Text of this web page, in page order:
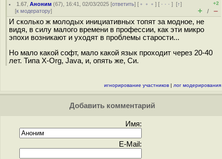
1.67 ,Аноним (67), 16:41, 02/03/2025 [ответить] [ ﹢﹢﹢] [ · · ·][↑]
[к модератору]
+2
+ / –
И сколько ж молодых инициативных топят за модное, не
видя, в силу малого времени в профессии, как эти микро
эпохи возникают и уходят в проблемы старости...
Но мало какой софт, мало какой язык проходит через 20-40
лет. Типа X-Org, Java, и, опять же, Си.
игнорирование участников | лог модерирования
Добавить комментарий
Имя:
E-Mail: